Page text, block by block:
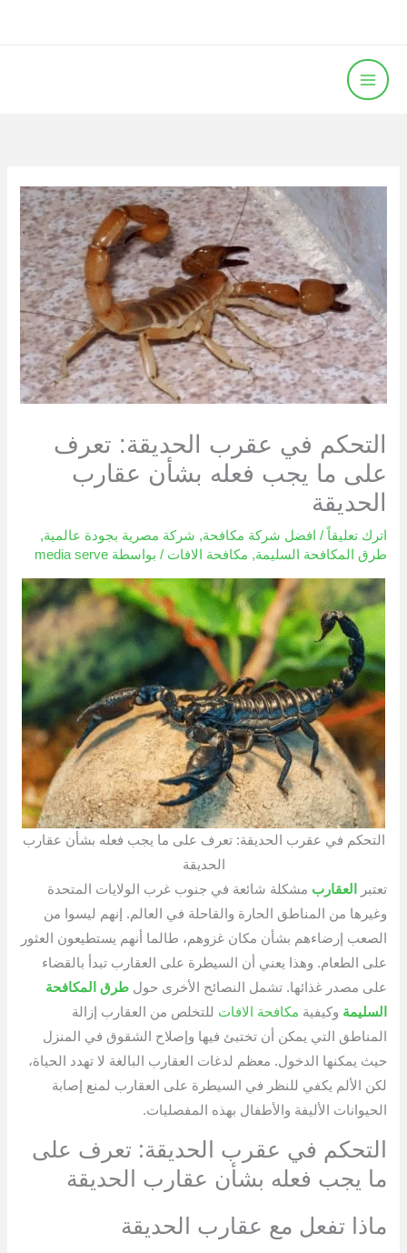
المحتوى
التحكم في عقرب الحديقة: تعرف
على ما يجب فعله بشأن عقارب
الحديقة
اترك تعليقاً / افضل شركة مكافحة, شركة مصرية بجودة عالمية,
طرق المكافحة السليمة, مكافحة الافات / بواسطة media serve
التحكم في عقرب الحديقة: تعرف على ما يجب فعله بشأن عقارب
الحديقة
تعتبر
العقارب مشكلة شائعة في جنوب غرب الولايات المتحدة
وغيرها من المناطق الحارة والقاحلة في العالم. إنهم ليسوا من
الصعب إرضاءهم بشأن مكان غزوهم، طالما أنهم يستطيعون العثور
على الطعام. وهذا يعني أن السيطرة على العقارب تبدأ بالقضاء
على مصدر غذائها. تشمل النصائح الأخرى حولطرق المكافحة
السليمة وكيفية مكافحة الافات للتخلص من العقارب إزالة
المناطق التي يمكن أن تختبئ فيها وإصلاح الشقوق في المنزل
حيث يمكنها الدخول. معظم لدغات العقارب البالغة لا تهدد الحياة،
لكن الألم يكفي للنظر في السيطرة على العقارب لمنع إصابة
الحيوانات الأليفة والأطفال بهذه المفصليات.
التحكم في عقرب الحديقة: تعرف على
ما يجب فعله بشأن عقارب الحديقة
ماذا تفعل مع عقارب الحديقة